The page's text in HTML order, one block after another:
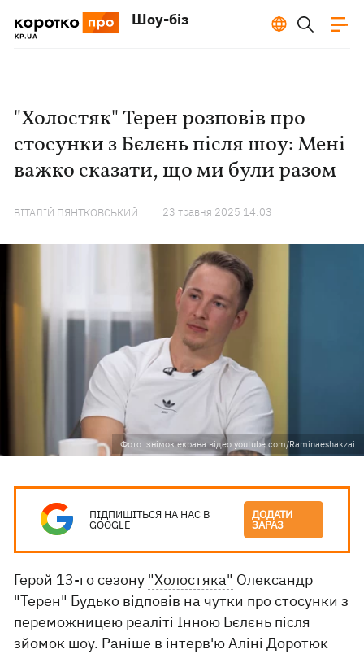
Шоу-біз
"Холостяк" Терен розповів про
стосунки з Бєлєнь після шоу: Мені
важко сказати, що ми були разом
ВІТАЛІЙ ПЯНТКОВСЬКИЙ 23 травня 2025 14:03
Фото: знімок екрана відео youtube.com/Raminaeshakzai
ПІДПИШІТЬСЯ НА НАС В
GOOGLE
ДОДАТИ
ЗАРАЗ
Герой 13-го сезону "Холостяка" Олександр
"Терен" Будько відповів на чутки про стосунки з
переможницею реаліті Інною Бєлєнь після
зйомок шоу. Раніше в інтерв'ю Аліні Доротюк